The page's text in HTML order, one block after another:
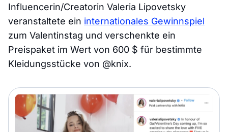
Influencerin/Creatorin Valeria Lipovetsky
veranstaltete ein internationales Gewinnspiel
zum Valentinstag und verschenkte ein
Preispaket im Wert von 600 $ für bestimmte
Kleidungsstücke von @knix.